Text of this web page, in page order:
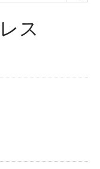
レス